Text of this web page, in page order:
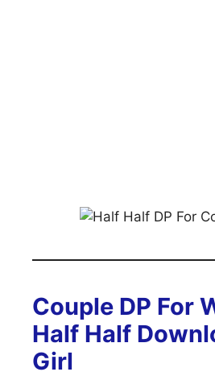
Couple DP For
Half Half
Girl